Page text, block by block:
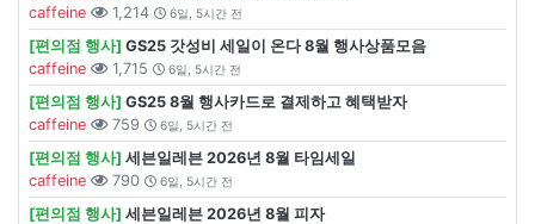
caffeine
1,214 6일, 5시간 전
[편의점 행사] GS25 갓성비 세일이 온다 8월 행사상품모음
caffeine
1,715 6일, 5시간 전
[편의점 행사] GS25 8월 행사카드로 결제하고 혜택받자
caffeine
759 6일, 5시간 전
[편의점 행사] 세븐일레븐 2026년 8월 타임세일
caffeine
790 6일, 5시간 전
[편의점 행사] 세븐일레븐 2026년 8월 피자